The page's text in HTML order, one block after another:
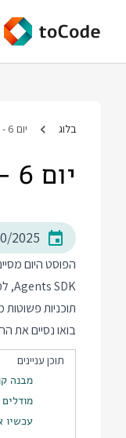
בלוג יום 6 - ארגון הקוד ובחירת מודלים
יום 6 - ארגון הקוד ובחירת מודלים
2025
תוכניות פשוטות
בואו נסיים את
תוכן עניינים
מבנה
מודלים
עכשיו